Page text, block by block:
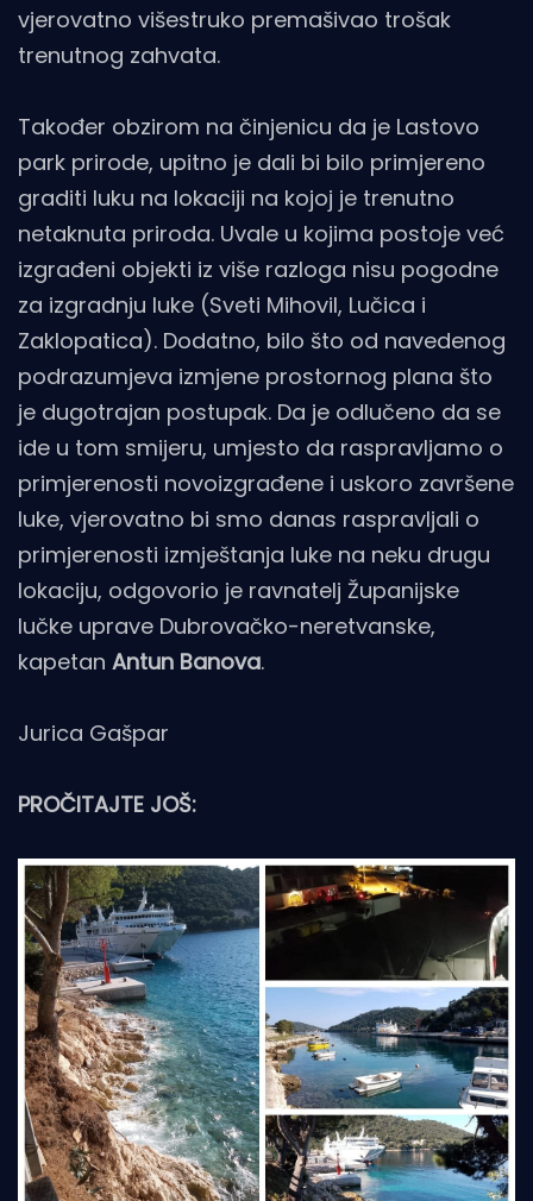
vjerovatno višestruko premašivao trošak
trenutnog zahvata.
Također obzirom na činjenicu da je Lastovo
park prirode, upitno je dali bi bilo primjereno
graditi luku na lokaciji na kojoj je trenutno
netaknuta priroda. Uvale u kojima postoje već
izgrađeni objekti iz više razloga nisu pogodne
za izgradnju luke (Sveti Mihovil, Lučica i
Zaklopatica). Dodatno, bilo što od navedenog
podrazumjeva izmjene prostornog plana što
je dugotrajan postupak. Da je odlučeno da se
ide u tom smijeru, umjesto da raspravljamo o
primjerenosti novoizgrađene i uskoro završene
luke, vjerovatno bi smo danas raspravljali o
primjerenosti izmještanja luke na neku drugu
lokaciju, odgovorio je ravnatelj Županijske
lučke uprave Dubrovačko-neretvanske,
kapetan Antun Banova.
Jurica Gašpar
PROČITAJTE JOŠ: